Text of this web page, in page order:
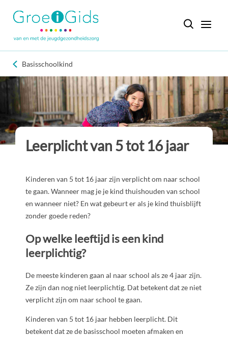
Basisschoolkind
Leerplicht van 5 tot 16 jaar
Kinderen van 5 tot 16 jaar zijn verplicht om naar school
te gaan. Wanneer mag je je kind thuishouden van school
en wanneer niet? En wat gebeurt er als je kind thuisblijft
zonder goede reden?
Op welke leeftijd is een kind
leerplichtig?
De meeste kinderen gaan al naar school als ze 4 jaar zijn.
Ze zijn dan nog niet leerplichtig. Dat betekent dat ze niet
verplicht zijn om naar school te gaan.
Kinderen van 5 tot 16 jaar hebben leerplicht. Dit
betekent dat ze de basisschool moeten afmaken en